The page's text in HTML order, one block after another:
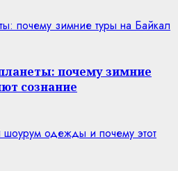
почему зимние туры на Байкал
почему зимние
сознание
шоурум одежды и почему этот